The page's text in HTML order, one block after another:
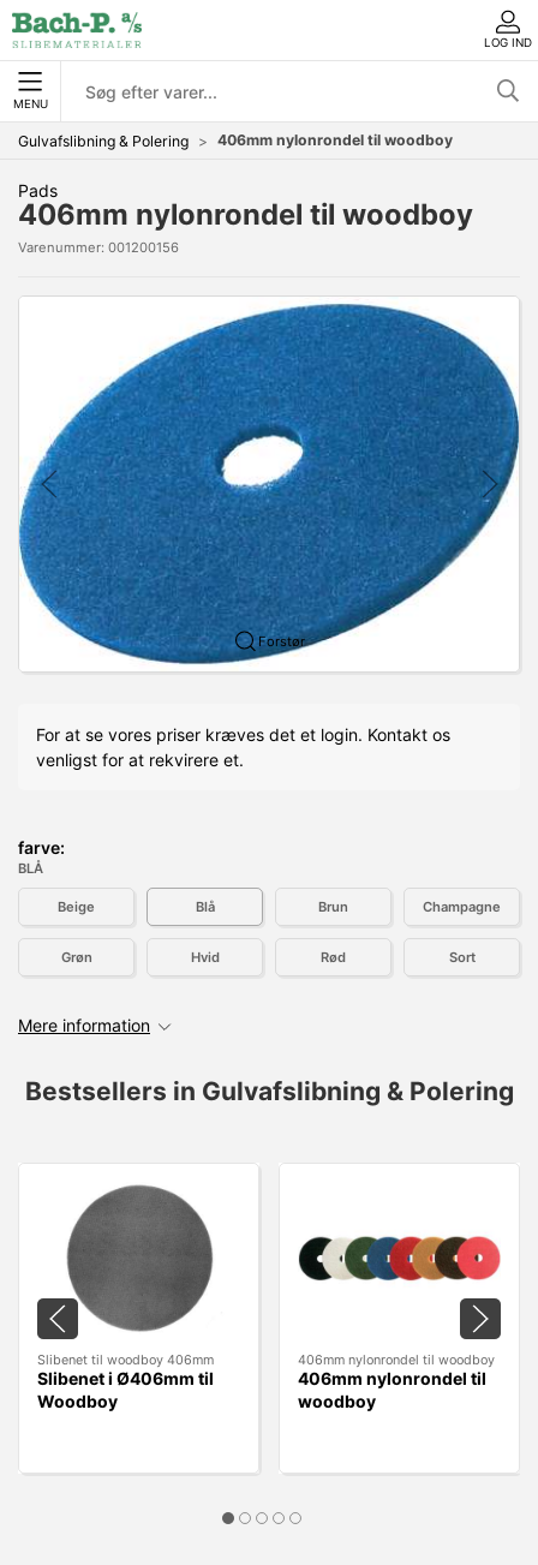
LOG IND
MENU
Gulvafslibning & Polering 406mm nylonrondel til woodboy
Pads
406mm nylonrondel til woodboy
Varenummer: 001200156
Forstør
For at se vores priser kræves det et login. Kontakt os
venligst for at rekvirere et.
farve:
BLÅ
Beige Blå Brun Champagne
Grøn Hvid Rød Sort
Mere information
Bestsellers in Gulvafslibning & Polering
Slibenet til woodboy 406mm
Slibenet i Ø406mm til
Woodboy
406mm nylonrondel til woodboy
406mm nylonrondel til
woodboy